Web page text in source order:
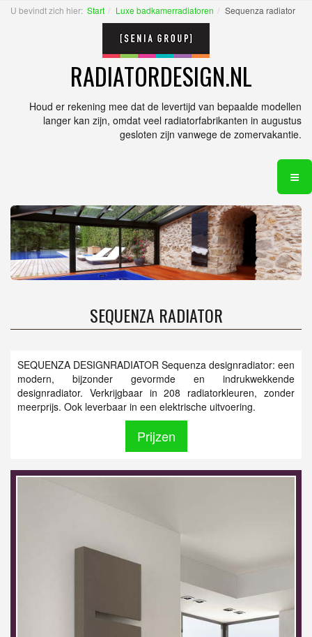
U bevindt zich hier: Start Luxe badkamerradiatoren Sequenza radiator
RADIATORDESIGN.NL
Houd er rekening mee dat de levertijd van bepaalde modellen
langer kan zijn, omdat veel radiatorfabrikanten in augustus
gesloten zijn vanwege de zomervakantie.
SEQUENZA RADIATOR
SEQUENZA DESIGNRADIATOR Sequenza designradiator: een
modern, bijzonder gevormde en indrukwekkende
designradiator. Verkrijgbaar in 208 radiator­kleuren, zonder
meerprijs. Ook leverbaar in een elektrische uitvoering.
Prijzen